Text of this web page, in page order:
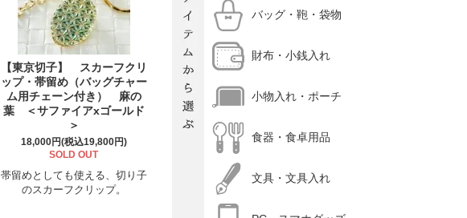
【東京切子】 スカーフクリ
ップ・帯留め（バッグチャー
ム用チェーン付き） 麻の
葉 ＜サファイアxゴールド
＞
18,000円(税込19,800円)
SOLD OUT
帯留めとしても使える、切り子
のスカーフクリップ。
バッグ・鞄・袋物
財布・小銭入れ
小物入れ・ポーチ
食器・食卓用品
文具・文具入れ